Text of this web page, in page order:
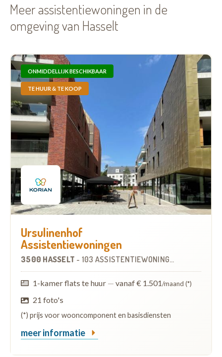
Meer assistentiewoningen in de
omgeving van Hasselt
ONMIDDELLIJK BESCHIKBAAR
TE HUUR & TE KOOP
Ursulinenhof
Assistentiewoningen
3500 HASSELT - 103 ASSISTENTIEWONINGEN
1-kamer flats te huur — vanaf € 1.501/maand (*)
21 foto's
(*) prijs voor wooncomponent en basisdiensten
meer informatie